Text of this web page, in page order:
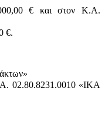
€ και στον Κ.Α.
€.
02.80.8231.0010 «ΙΚΑ